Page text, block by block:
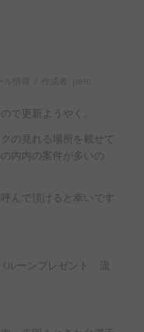
作成者:
で更新ようやく。
の見れる場所を載せて
内内の案件が多いの
んで頂けると幸いです
ルーンプレゼント 流